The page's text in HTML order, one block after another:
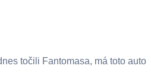
točili Fantomasa, má toto auto